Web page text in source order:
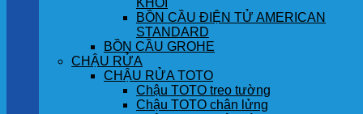
KHỐI
BỒN CẦU ĐIỆN TỬ AMERICAN
STANDARD
BỒN CẦU GROHE
CHẬU RỬA
CHẬU RỬA TOTO
Chậu TOTO treo tường
Chậu TOTO chân lửng